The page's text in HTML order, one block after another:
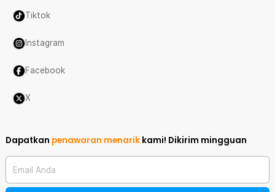
Tiktok
Instagram
Facebook
X
Dapatkan penawaran menarik kami! Dikirim mingguan
Email Anda